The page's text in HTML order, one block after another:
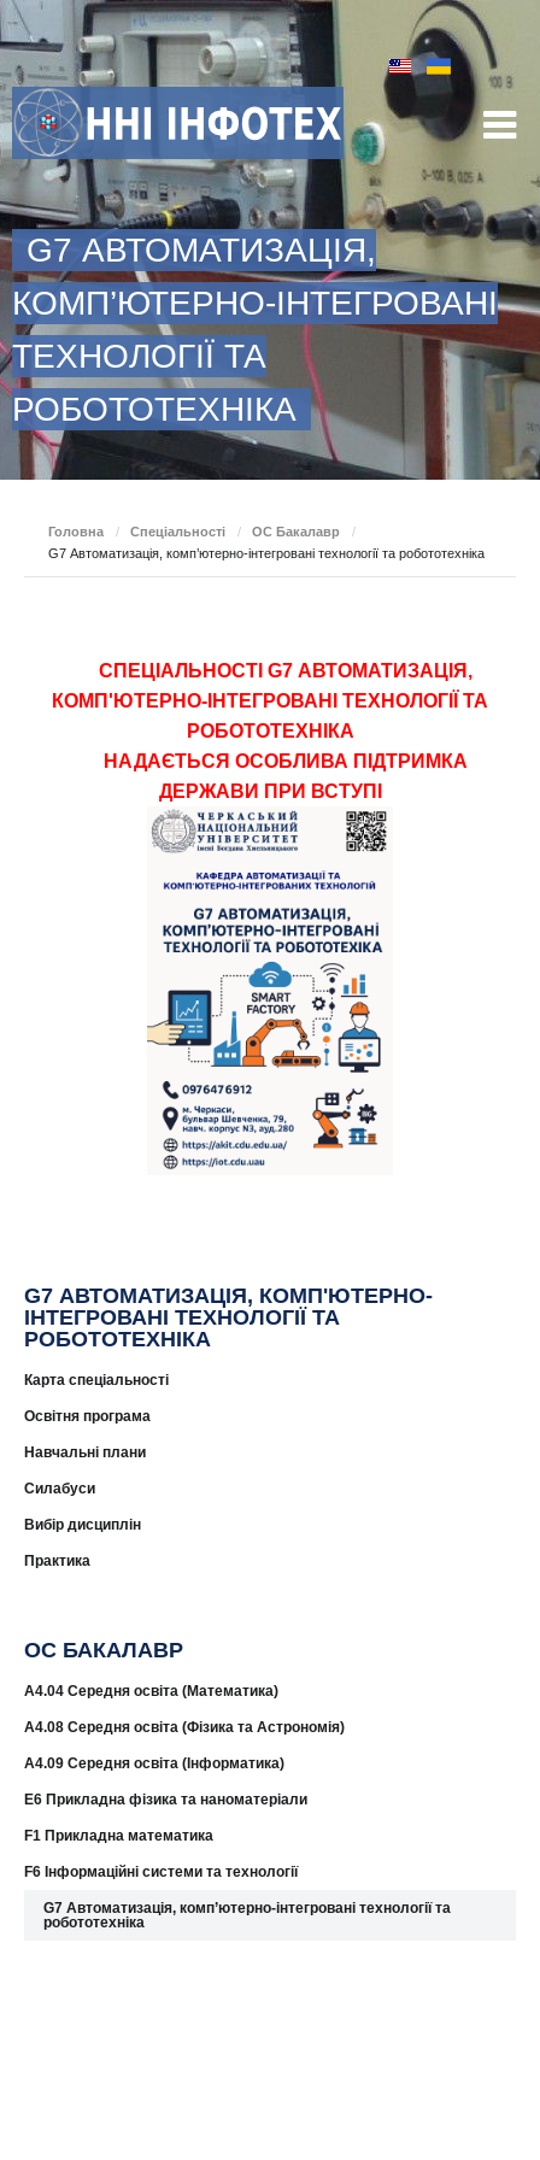
G7 АВТОМАТИЗАЦІЯ,
КОМП’ЮТЕРНО-ІНТЕГРОВАНІ
ТЕХНОЛОГІЇ ТА
РОБОТОТЕХНІКА
Головна / Спеціальності / ОС Бакалавр
/
G7 Автоматизація, комп’ютерно-інтегровані технології та робототехніка
СПЕЦІАЛЬНОСТІ G7 АВТОМАТИЗАЦІЯ,
КОМП'ЮТЕРНО-ІНТЕГРОВАНІ ТЕХНОЛОГІЇ ТА
РОБОТОТЕХНІКА
НАДАЄТЬСЯ ОСОБЛИВА ПІДТРИМКА
ДЕРЖАВИ ПРИ ВСТУПІ
G7 АВТОМАТИЗАЦІЯ, КОМП'ЮТЕРНО-
ІНТЕГРОВАНІ ТЕХНОЛОГІЇ ТА
РОБОТОТЕХНІКА
Карта спеціальності
Освітня програма
Навчальні плани
Силабуси
Вибір дисциплін
Практика
ОС БАКАЛАВР
A4.04 Середня освіта (Математика)
A4.08 Середня освіта (Фізика та Астрономія)
А4.09 Середня освіта (Інформатика)
E6 Прикладна фізика та наноматеріали
F1 Прикладна математика
F6 Інформаційні системи та технології
G7 Автоматизація, комп’ютерно-інтегровані технології та
робототехніка